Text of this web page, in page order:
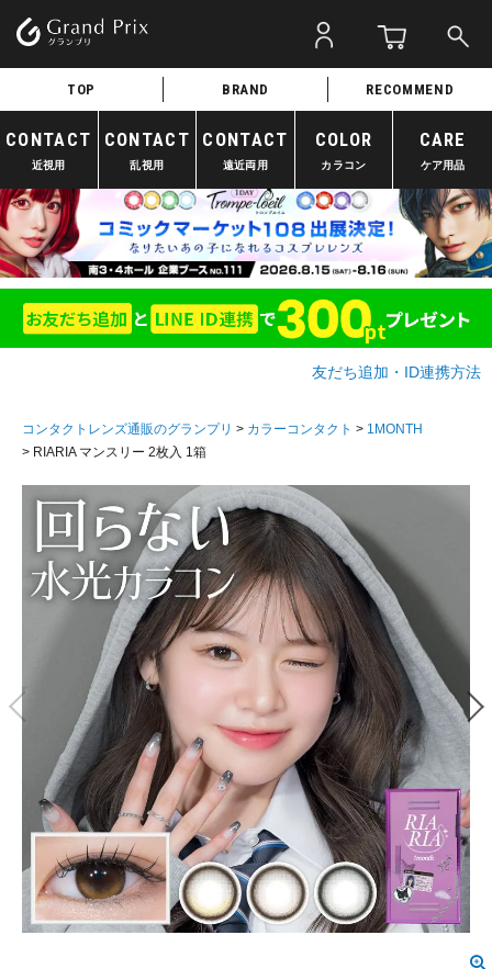
TOP BRAND RECOMMEND
CONTACT
近視用
CONTACT
乱視用
CONTACT
遠近両用
COLOR
カラコン
CARE
ケア用品
友だち追加・ID連携方法
コンタクトレンズ通販のグランプリ カラーコンタクト
1MONTH
RIARIA マンスリー 2枚入 1箱